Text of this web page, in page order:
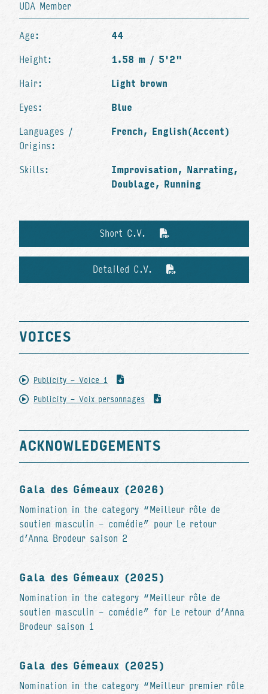
UDA Member
Age: 44
Height: 1.58 m / 5'2"
Hair: Light brown
Eyes: Blue
Languages /
Origins:
French, English(Accent)
Skills:
Improvisation, Narrating,
Doublage, Running
Short C.V.
Detailed C.V.
VOICES
Publicity - Voice 1
Publicity - Voix personnages
ACKNOWLEDGEMENTS
Gala des Gémeaux (2026)
Nomination in the category “Meilleur rôle de
soutien masculin - comédie” pour Le retour
d’Anna Brodeur saison 2
Gala des Gémeaux (2025)
Nomination in the category “Meilleur rôle de
soutien masculin - comédie” for Le retour d’Anna
Brodeur saison 1
Gala des Gémeaux (2025)
Nomination in the category “Meilleur premier rôle